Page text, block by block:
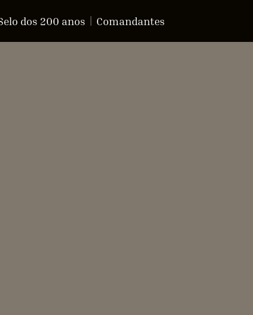
dos 200 anos Comandantes